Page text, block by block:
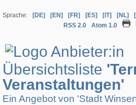
Sprache: [DE] [EN] [FR] [ES] [IT] [NL]
RSS 2.0
Atom 1.0
Übersichtsliste
Veranstaltungen'
Ein Angebot von 'Stadt